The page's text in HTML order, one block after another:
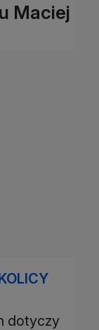
Maciej
dotyczy